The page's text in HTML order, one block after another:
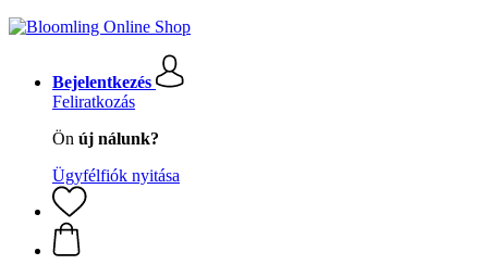
Bejelentkezés
Feliratkozás
Ön új nálunk?
Ügyfélfiók nyitása